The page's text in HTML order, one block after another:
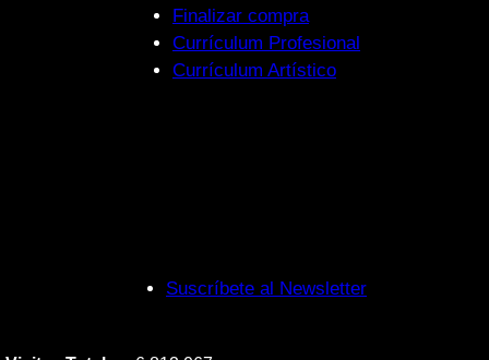
Finalizar compra
Currículum Profesional
Currículum Artístico
Suscríbete al Newsletter